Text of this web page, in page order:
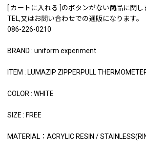
[ カートに入れる ]のボタンがない商品に関し
TEL,又はお問い合わせでの通販になります。
086-226-0210
BRAND : uniform experiment
ITEM : LUMAZIP ZIPPERPULL
COLOR : WHITE
SIZE : FREE
MATERIAL：ACRYLIC RESIN /